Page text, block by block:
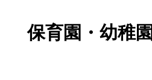
保育園・幼稚園